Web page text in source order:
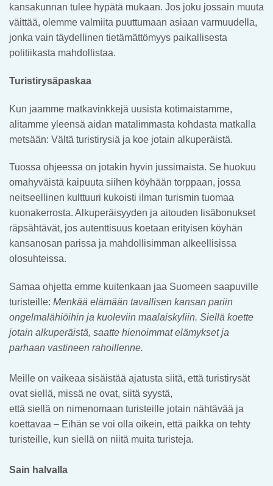
kansakunnan tulee hypätä mukaan. Jos joku jossain muuta
väittää, olemme valmiita puuttumaan asiaan varmuudella,
jonka vain täydellinen tietämättömyys paikallisesta
politiikasta mahdollistaa.
Turistirysäpaskaa
Kun jaamme matkavinkkejä uusista kotimaistamme,
alitamme yleensä aidan matalimmasta kohdasta matkalla
metsään: Vältä turistirysiä ja koe jotain alkuperäistä.
Tuossa ohjeessa on jotakin hyvin jussimaista. Se huokuu
omahyväistä kaipuuta siihen köyhään torppaan, jossa
neitseellinen kulttuuri kukoisti ilman turismin tuomaa
kuonakerrosta. Alkuperäisyyden ja aitouden lisäbonukset
räpsähtävät, jos autenttisuus koetaan erityisen köyhän
kansanosan parissa ja mahdollisimman alkeellisissa
olosuhteissa.
Samaa ohjetta emme kuitenkaan jaa Suomeen saapuville
turisteille: Menkää elämään tavallisen kansan pariin
ongelmalähiöihin ja kuoleviin maalaiskyliin. Siellä koette
jotain alkuperäistä, saatte hienoimmat elämykset ja
parhaan vastineen rahoillenne.
Meille on vaikeaa sisäistää ajatusta siitä, että turistirysät
ovat siellä, missä ne ovat, siitä syystä,
että siellä on nimenomaan turisteille jotain nähtävää ja
koettavaa – Eihän se voi olla oikein, että paikka on tehty
turisteille, kun siellä on niitä muita turisteja.
Sain halvalla